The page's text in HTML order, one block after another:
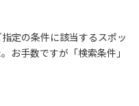
定の条件に該当するスポッ
お手数ですが「検索条件」